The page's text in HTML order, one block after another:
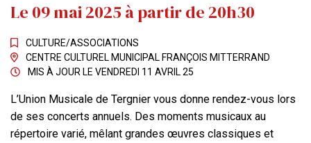
Le 09mai2025 à partir de 20h30
CULTURE/ASSOCIATIONS
CENTRE CULTUREL MUNICIPAL FRANÇOIS MITTERRAND
MIS À JOUR LE VENDREDI 11 AVRIL 25
L’Union Musicale de Tergnier vous donne rendez-vous lors
de ses concerts annuels. Des moments musicaux au
répertoire varié, mêlant grandes œuvres classiques et